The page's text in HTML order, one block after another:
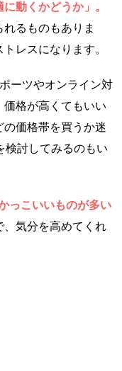
動くかどうか」。
るものもありま
レスになります。
ーツやオンライン対
格が高くてもいい
の価格帯を買うか迷
検討してみるのもい
っこいいものが多い
、気分を高めてくれ